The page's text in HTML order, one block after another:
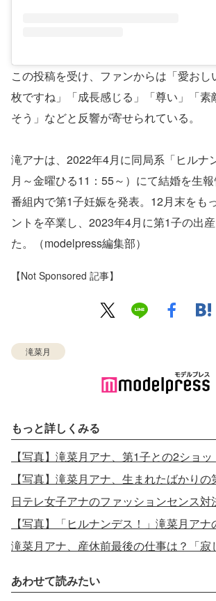
この投稿を受け、ファンからは「愛おし
枚ですね」「成長感じる」「尊い」「素
そう」などと反響が寄せられている。
滝アナは、2022年4月に同局系「ヒルナ
月～金曜ひる11：55～）にて結婚を生
番組内で第1子妊娠を発表。12月末をも
ントを卒業し、2023年4月に第1子の出
た。（modelpress編集部）
【Not Sponsored 記事】
滝菜月
もっと詳しくみる
【写真】滝菜月アナ、第1子との2ショッ
【写真】滝菜月アナ、生まれたばかりの
滝菜月アナ、産休前最後の仕事は？「寂
あわせて読みたい